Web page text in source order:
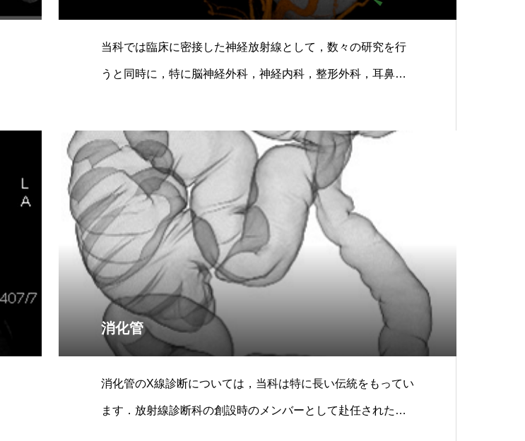
当科では臨床に密接した神経放射線として，数々の研究を行
うと同時に，特に脳神経外科，神経内科，整形外科，耳鼻咽
消化管
消化管のX線診断については，当科は特に長い伝統をもってい
ます．放射線診断科の創設時のメンバーとして赴任された熊